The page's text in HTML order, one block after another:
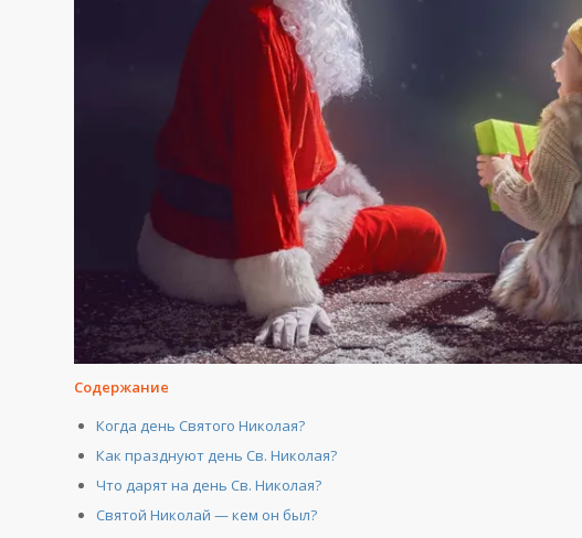
Содержание
Когда день Святого Николая?
Как празднуют день Св. Николая?
Что дарят на день Св. Николая?
Святой Николай — кем он был?